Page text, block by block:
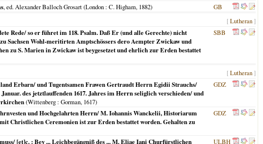
, ed. Alexander Balloch Grosart (London : C. Higham, 1882) GB
[Lutheran ]
Rede/ so er führet im 118. Psalm. Daß Er (und alle Gerechte) nicht
Sachsen Wohl-meritirten Amptschössers dero Aempter Zwickaw und
zu S. Marien in Zwickaw ist beygesetzet und ehrlich zur Erden bestattet
SBB
[Lutheran ]
Erbarn/ und Tugentsamen Frawen Gertraudt Herrn Egidii Strauchs/
des jetztlauffenden 1617. Jahres im Herrn seliglich verschieden/ und
(Wittenberg : Gorman, 1617)
GDZ
und Hochgelahrten Herrn/ M. Iohannis Wanckelii, Historiarum
Christlichen Ceremonien ist zur Erden bestattet worden. Gehalten zu
GDZ
[et]c. : Bey ... Leichbegängniß des ... M. Eliae Iani Churfürstlichen ULBH